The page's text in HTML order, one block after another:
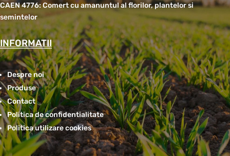
CAEN 4776: Comert cu amanuntul al florilor, plantelor si
semintelor
INFORMATII
Despre noi
Produse
Contact
Politica de confidentialitate
Politica utilizare cookies